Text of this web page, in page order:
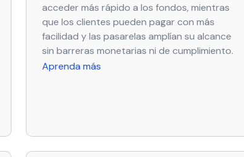
acceder más rápido a los fondos, mientras
que los clientes pueden pagar con más
facilidad y las pasarelas amplían su alcance
sin barreras monetarias ni de cumplimiento.
Aprenda más